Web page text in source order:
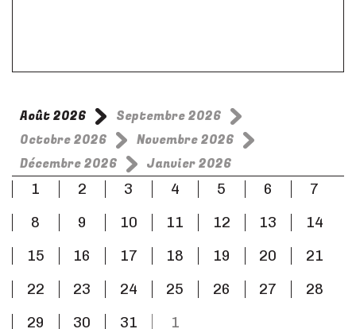
Août 2026
Septembre 2026
Octobre 2026
Novembre 2026
Décembre 2026
Janvier 2026
1
2 3 4 5 6
7
8
9 10 11 12 13
14
15
16 17 18 19 20
21
22
23 24 25 26 27
28
29
30 31 1